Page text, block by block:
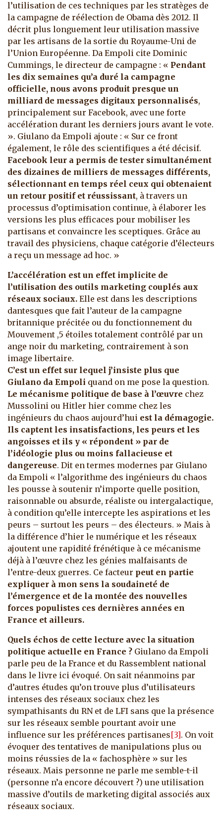
l’utilisation de ces techniques par les stratèges de
la campagne de réélection de Obama dès 2012. Il
décrit plus longuement leur utilisation massive
par les artisans de la sortie du Royaume-Uni de
l’Union Européenne. Da Empoli cite Dominic
Cummings, le directeur de campagne : « Pendant
les dix semaines qu’a duré la campagne
officielle, nous avons produit presque un
milliard de messages digitaux personnalisés,
principalement sur Facebook, avec une forte
accélération durant les derniers jours avant le vote.
». Giulano da Empoli ajoute : « Sur ce front
également, le rôle des scientifiques a été décisif.
Facebook leur a permis de tester simultanément
des dizaines de milliers de messages différents,
sélectionnant en temps réel ceux qui obtenaient
un retour positif et réussissant, à travers un
processus d’optimisation continue, à élaborer les
versions les plus efficaces pour mobiliser les
partisans et convaincre les sceptiques. Grâce au
travail des physiciens, chaque catégorie d’électeurs
a reçu un message ad hoc. »
L’accélération est un effet implicite de
l’utilisation des outils marketing couplés aux
réseaux sociaux. Elle est dans les descriptions
dantesques que fait l’auteur de la campagne
britannique précitée ou du fonctionnement du
Mouvement ,5 étoiles totalement contrôlé par un
ange noir du marketing, contrairement à son
image libertaire.
C’est un effet sur lequel j’insiste plus que
Giulano da Empoli quand on me pose la question.
Le mécanisme politique de base à l’œuvre chez
Mussolini ou Hitler hier comme chez les
ingénieurs du chaos aujourd’hui est la démagogie.
Ils captent les insatisfactions, les peurs et les
angoisses et ils y « répondent » par de
l’idéologie plus ou moins fallacieuse et
dangereuse. Dit en termes modernes par Giulano
da Empoli « l’algorithme des ingénieurs du chaos
les pousse à soutenir n’importe quelle position,
raisonnable ou absurde, réaliste ou intergalactique,
à condition qu’elle intercepte les aspirations et les
peurs – surtout les peurs – des électeurs. » Mais à
la différence d’hier le numérique et les réseaux
ajoutent une rapidité frénétique à ce mécanisme
déjà à l’œuvre chez les génies malfaisants de
l’entre-deux guerres. Ce facteur peut en partie
expliquer à mon sens la soudaineté de
l’émergence et de la montée des nouvelles
forces populistes ces dernières années en
France et ailleurs.
Quels échos de cette lecture avec la situation
politique actuelle en France ? Giulano da Empoli
parle peu de la France et du Rassemblent national
dans le livre ici évoqué. On sait néanmoins par
d’autres études qu’on trouve plus d’utilisateurs
intenses des réseaux sociaux chez les
sympathisants du RN et de LFI sans que la présence
sur les réseaux semble pourtant avoir une
influence sur les préférences partisanes[3]. On voit
évoquer des tentatives de manipulations plus ou
moins réussies de la « fachosphère » sur les
réseaux. Mais personne ne parle me semble-t-il
(personne n’a encore découvert ?) une utilisation
massive d’outils de marketing digital associés aux
réseaux sociaux.